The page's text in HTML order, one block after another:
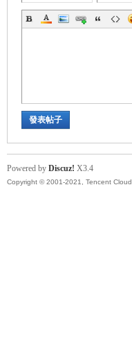
發表帖子
Powered by Discuz! X3.4
Copyright © 2001-2021, Tencent Cloud.